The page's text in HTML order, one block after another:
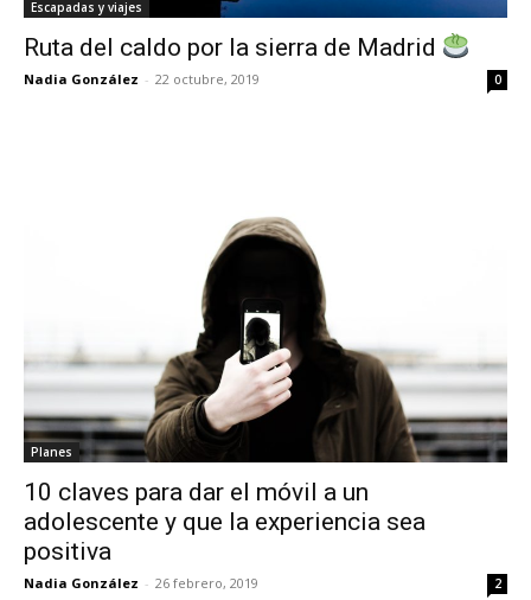
Escapadas y viajes
Ruta del caldo por la sierra de Madrid
Nadia González - 22 octubre, 2019 0
Planes
10 claves para dar el móvil a un
adolescente y que la experiencia sea
positiva
Nadia González - 26 febrero, 2019 2